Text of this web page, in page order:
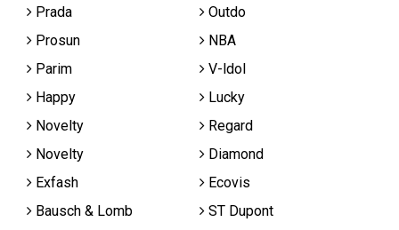
Prada
Outdo
Prosun
NBA
Parim
V-ldol
Happy
Lucky
Novelty
Regard
Novelty
Diamond
Exfash
Ecovis
Bausch & Lomb
ST Dupont